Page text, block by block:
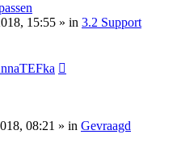
15:55 » in 3.2 Support
08:21 » in Gevraagd